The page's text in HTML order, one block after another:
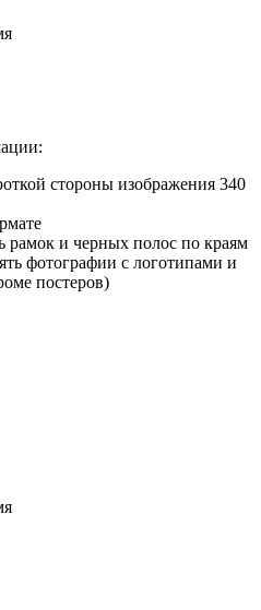
стороны изображения 340
рамок и черных полос по краям
фотографии с логотипами и
постеров)